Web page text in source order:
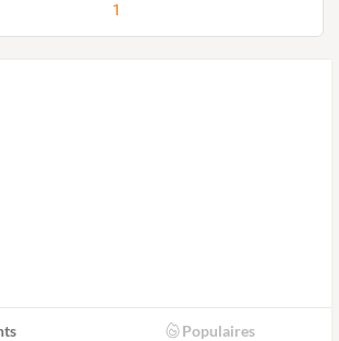
1
Populaires